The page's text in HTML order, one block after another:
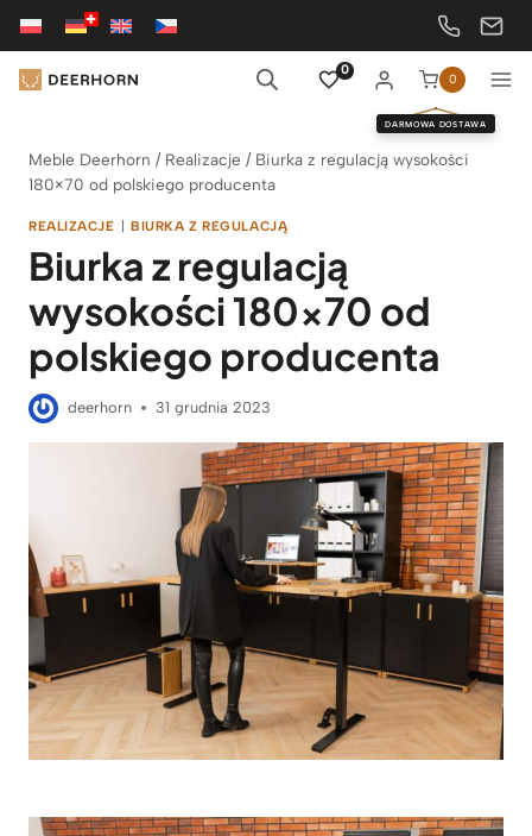
Przejdź
treści
0
0
DARMOWA DOSTAWA
Meble Deerhorn / Realizacje / Biurka z regulacją wysokości
180×70 od polskiego producenta
REALIZACJE | BIURKA Z REGULACJĄ
Biurka z regulacją
wysokości 180×70 od
polskiego producenta
deerhorn 31 grudnia 2023